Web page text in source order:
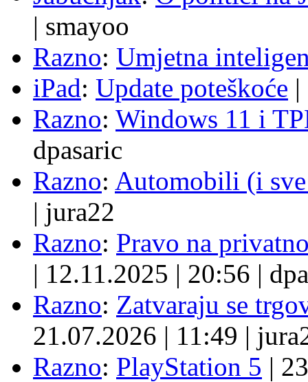
| smayoo
Razno: Umjetna
iPad: Update poteškoće |
Razno: Windows 11 i
dpasaric
Razno: Automobili (i
| jura22
Razno: Pravo na
| 12.11.2025 | 20:56 |
Razno: Zatvaraju se
21.07.2026 | 11:49 |
Razno: PlayStation 5 |